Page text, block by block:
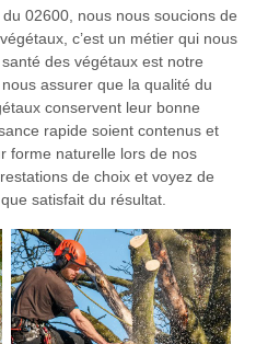
du 02600, nous nous soucions de
c’est un métier qui nous
des végétaux est notre
assurer que la qualité du
conservent leur bonne
rapide soient contenus et
forme naturelle lors de nos
de choix et voyez de
satisfait du résultat.